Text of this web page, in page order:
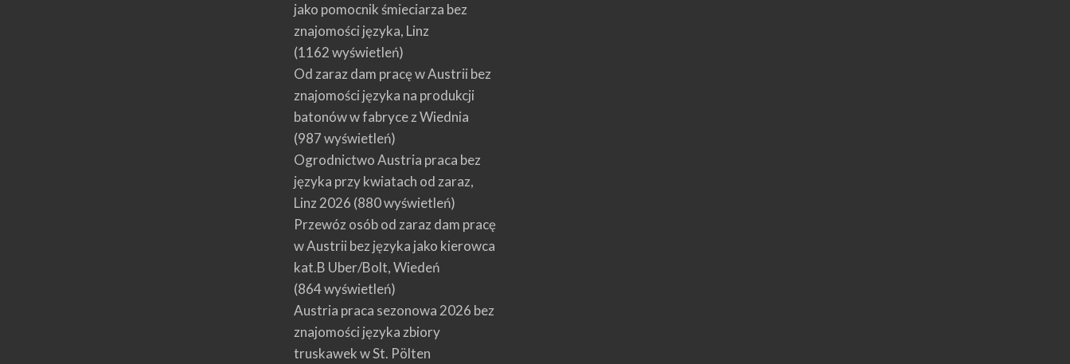
jako pomocnik śmieciarza bez
znajomości języka, Linz
(1162 wyświetleń)
Od zaraz dam pracę w Austrii bez
znajomości języka na produkcji
batonów w fabryce z Wiednia
(987 wyświetleń)
Ogrodnictwo Austria praca bez
języka przy kwiatach od zaraz,
Linz 2026 (880 wyświetleń)
Przewóz osób od zaraz dam pracę
w Austrii bez języka jako kierowca
kat.B Uber/Bolt, Wiedeń
(864 wyświetleń)
Austria praca sezonowa 2026 bez
znajomości języka zbiory
truskawek w St. Pölten